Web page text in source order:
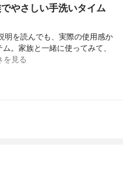
やさしい手洗いタイム
明を読んでも、実際の使用感か
。家族と一緒に使ってみて、
を見る